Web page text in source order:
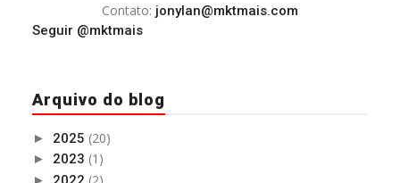
Contato: jonylan@mktmais.com
Seguir @mktmais
Arquivo do blog
► 2025 (20)
► 2023 (1)
►